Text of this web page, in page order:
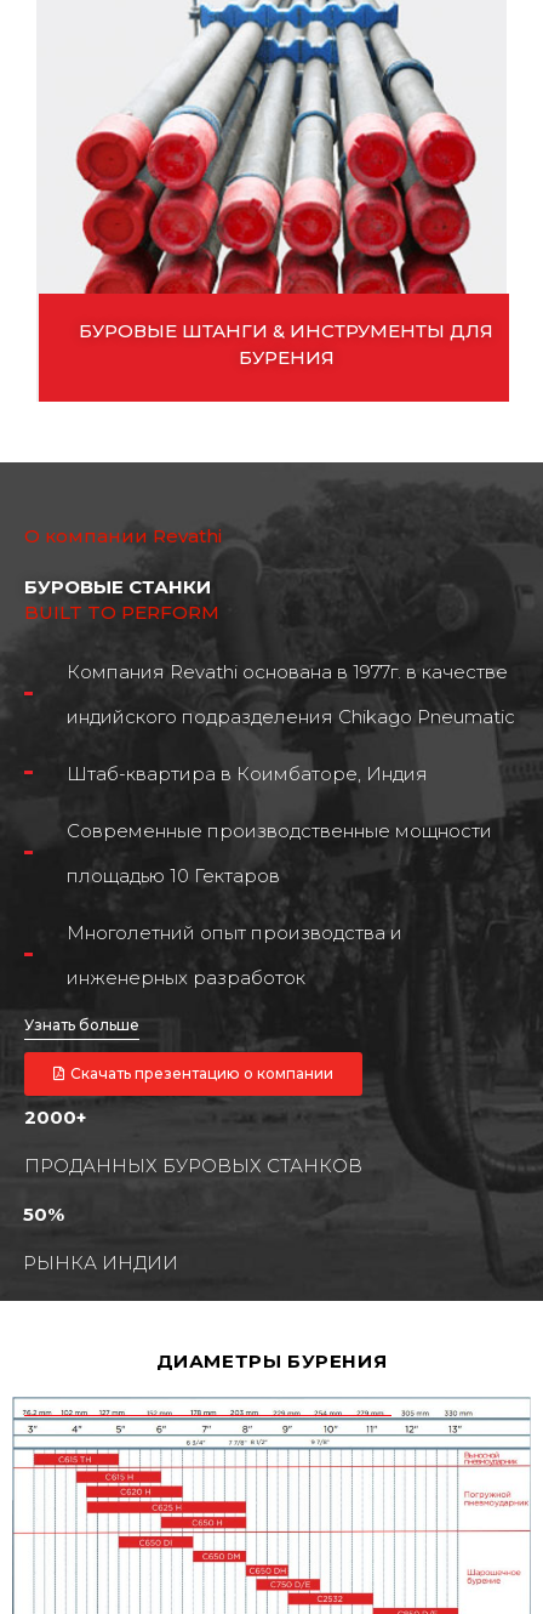
БУРОВЫЕ ШТАНГИ & ИНСТРУМЕНТЫ ДЛЯ
БУРЕНИЯ
О компании Revathi
БУРОВЫЕ СТАНКИ
BUILT TO PERFORM
Компания Revathi основана в 1977г. в качестве
индийского подразделения Chikago Pneumatic
Штаб-квартира в Коимбаторе, Индия
Современные производственные мощности
площадью 10 Гектаров
Многолетний опыт производства и
инженерных разработок
Узнать больше
Скачать презентацию о компании
2000+
ПРОДАННЫХ БУРОВЫХ СТАНКОВ
50%
РЫНКА ИНДИИ
ДИАМЕТРЫ БУРЕНИЯ